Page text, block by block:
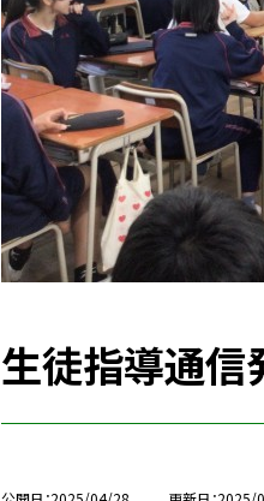
生徒指導通信